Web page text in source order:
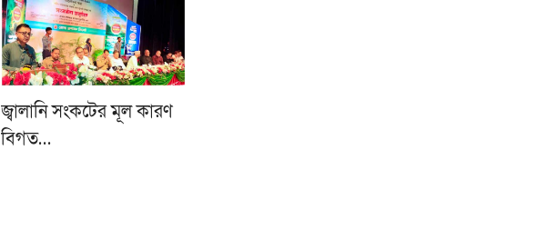
জ্বালানি সংকটের মূল কারণ
বিগত…